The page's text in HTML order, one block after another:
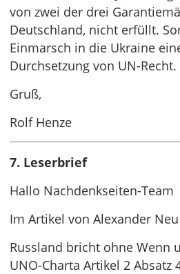
von zwei der drei
Deutschland, nicht erfüllt.
Einmarsch in die Ukraine
Durchsetzung von UN-Recht.
Gruß,
Rolf Henze
7. Leserbrief
Hallo Nachdenkseiten-Team
Im Artikel von Alexander
Russland bricht ohne Wenn
UNO-Charta Artikel 2 Absatz